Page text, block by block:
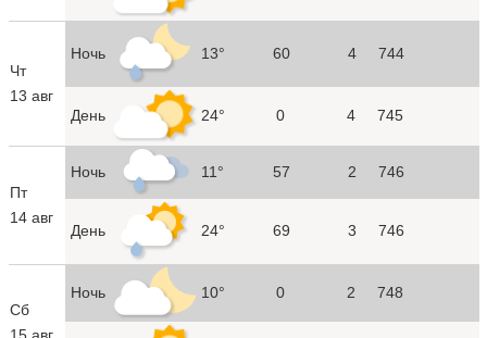
Чт
13 авг
Ночь 13° 60 4 744
День 24° 0 4 745
Пт
14 авг
Ночь 11° 57 2 746
День 24° 69 3 746
Сб
15 авг
Ночь 10° 0 2 748